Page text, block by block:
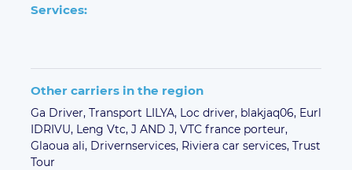
Services:
Other carriers in the region
Ga Driver, Transport LILYA, Loc driver, blakjaq06, Eurl
IDRIVU, Leng Vtc, J AND J, VTC france porteur,
Glaoua ali, Drivernservices, Riviera car services, Trust
Tour